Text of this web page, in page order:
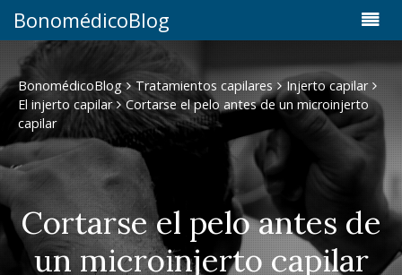
BonomédicoBlog
BonomédicoBlog Tratamientos capilares
Injerto capilar
El injerto capilar
Cortarse el pelo antes de un microinjerto
capilar
Cortarse el pelo antes de
un microinjerto capilar